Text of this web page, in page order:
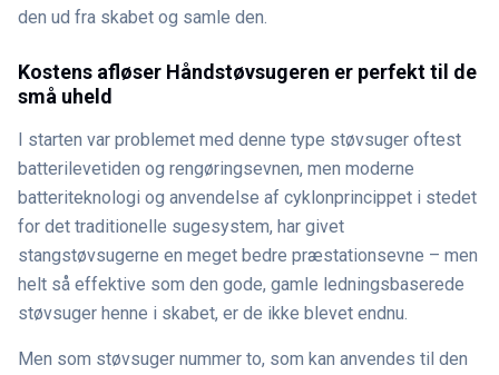
den ud fra skabet og samle den.
Kostens afløser Håndstøvsugeren er perfekt til de
små uheld
I starten var problemet med denne type støvsuger oftest
batterilevetiden og rengøringsevnen, men moderne
batteriteknologi og anvendelse af cyklonprincippet i stedet
for det traditionelle sugesystem, har givet
stangstøvsugerne en meget bedre præstationsevne – men
helt så effektive som den gode, gamle ledningsbaserede
støvsuger henne i skabet, er de ikke blevet endnu.
Men som støvsuger nummer to, som kan anvendes til den